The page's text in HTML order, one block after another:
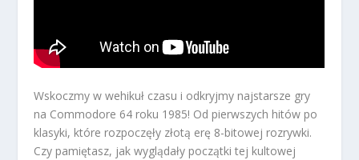
Wskoczmy w wehikuł czasu i odkryjmy najstarsze gry
na Commodore 64 roku 1985! Od pierwszych hitów po
klasyki, które rozpoczęły złotą erę 8-bitowej rozrywki.
Czy pamiętasz, jak wyglądały początki tej kultowej